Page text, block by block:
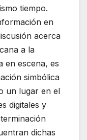
tiempo.
en
acerca
a la
en escena, es
simbólica
un lugar en el
digitales y
dichas